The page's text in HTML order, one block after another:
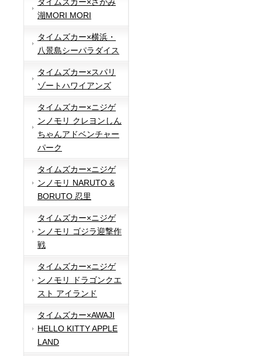
タイムズカー×さがみ
湖MORI MORI
タイムズカー×横浜・
八景島シーパラダイス
タイムズカー×スパリ
ゾートハワイアンズ
タイムズカー×ニジゲ
ンノモリ クレヨンしん
ちゃんアドベンチャー
パーク
タイムズカー×ニジゲ
ンノモリ NARUTO &
BORUTO 忍里
タイムズカー×ニジゲ
ンノモリ ゴジラ迎撃作
戦
タイムズカー×ニジゲ
ンノモリ ドラゴンクエ
スト アイランド
タイムズカー×AWAJI
HELLO KITTY APPLE
LAND